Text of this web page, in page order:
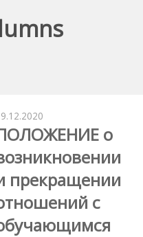
о
прекращении
с